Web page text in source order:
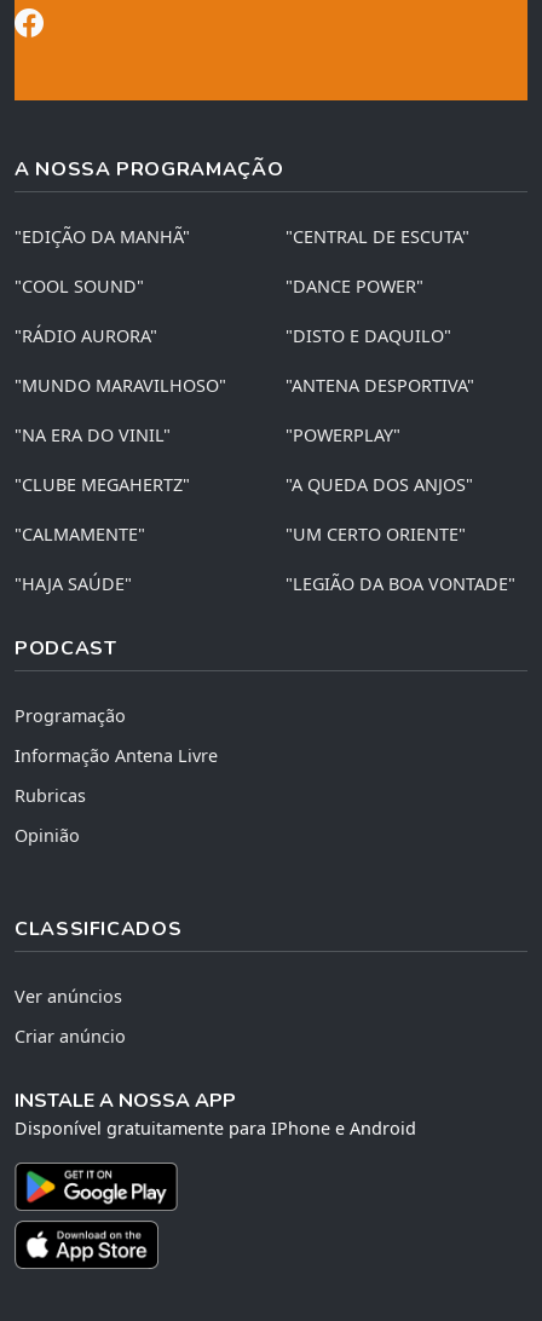
A NOSSA PROGRAMAÇÃO
"EDIÇÃO DA MANHÃ" "CENTRAL DE ESCUTA"
"COOL SOUND" "DANCE POWER"
"RÁDIO AURORA" "DISTO E DAQUILO"
"MUNDO MARAVILHOSO" "ANTENA DESPORTIVA"
"NA ERA DO VINIL" "POWERPLAY"
"CLUBE MEGAHERTZ" "A QUEDA DOS ANJOS"
"CALMAMENTE" "UM CERTO ORIENTE"
"HAJA SAÚDE" "LEGIÃO DA BOA VONTADE"
PODCAST
Programação
Informação Antena Livre
Rubricas
Opinião
CLASSIFICADOS
Ver anúncios
Criar anúncio
INSTALE A NOSSA APP
Disponível gratuitamente para IPhone e Android